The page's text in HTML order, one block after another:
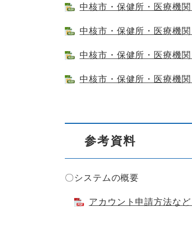
中核市・保健所・医療機
中核市・保健所・医療機
中核市・保健所・医療機
中核市・保健所・医療機
参考資料
〇システムの概要
アカウント申請方法な